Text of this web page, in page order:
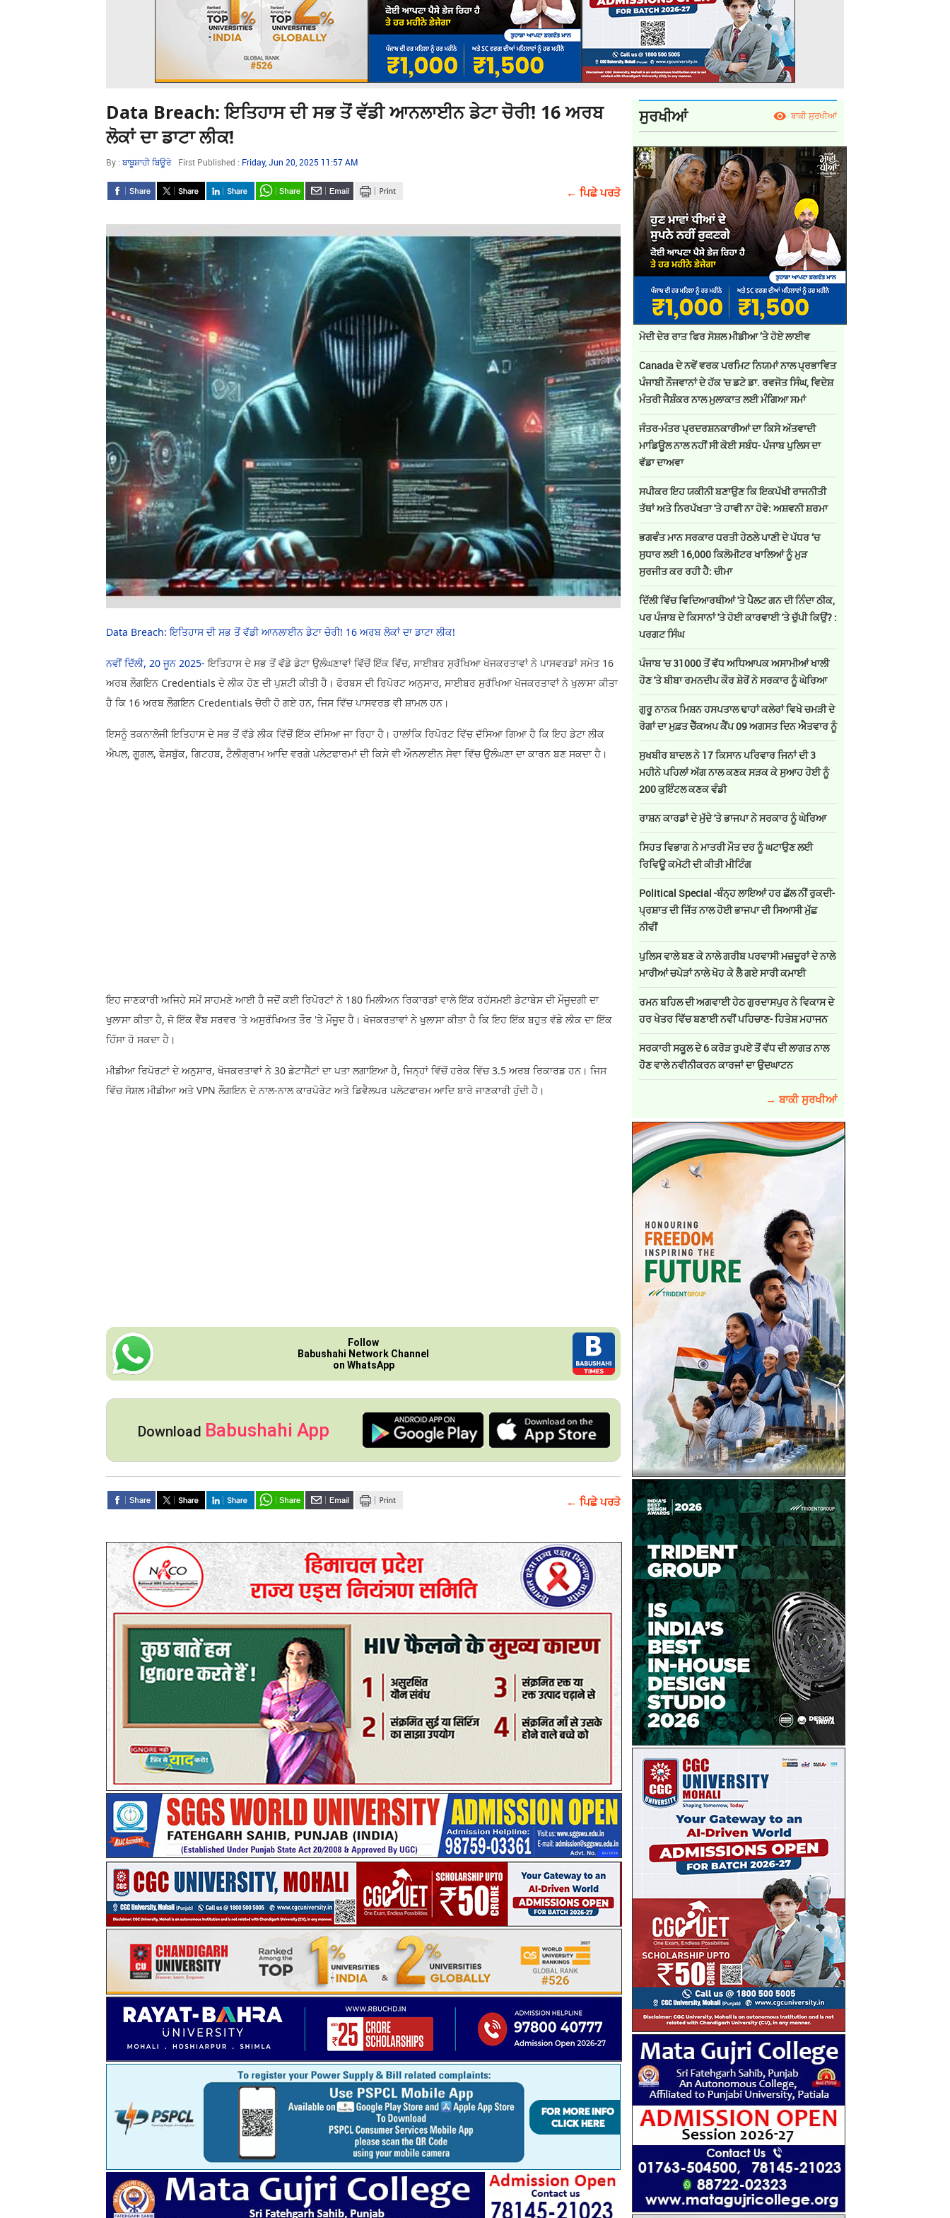
Data Breach: ਇਤਿਹਾਸ ਦੀ ਸਭ ਤੋਂ ਵੱਡੀ ਆਨਲਾਈਨ ਡੇਟਾ ਚੋਰੀ! 16 ਅਰਬ
ਲੋਕਾਂ ਦਾ ਡਾਟਾ ਲੀਕ!
By : ਬਾਬੂਸ਼ਾਹੀ ਬਿਊਰੋ First Published : Friday, Jun 20, 2025 11:57 AM
← ਪਿਛੇ ਪਰਤੋ
Data Breach: ਇਤਿਹਾਸ ਦੀ ਸਭ ਤੋਂ ਵੱਡੀ ਆਨਲਾਈਨ ਡੇਟਾ ਚੋਰੀ! 16 ਅਰਬ ਲੋਕਾਂ ਦਾ ਡਾਟਾ ਲੀਕ!
ਨਵੀਂ ਦਿੱਲੀ, 20 ਜੂਨ 2025-ਇਤਿਹਾਸ ਦੇ ਸਭ ਤੋਂ ਵੱਡੇ ਡੇਟਾ ਉਲੰਘਣਾਵਾਂ ਵਿੱਚੋਂ ਇੱਕ ਵਿੱਚ, ਸਾਈਬਰ ਸੁਰੱਖਿਆ ਖੋਜਕਰਤਾਵਾਂ ਨੇ ਪਾਸਵਰਡਾਂ ਸਮੇਤ 16
ਅਰਬ ਲੌਗਇਨ Credentials ਦੇ ਲੀਕ ਹੋਣ ਦੀ ਪੁਸ਼ਟੀ ਕੀਤੀ ਹੈ। ਫੋਰਬਸ ਦੀ ਰਿਪੋਰਟ ਅਨੁਸਾਰ, ਸਾਈਬਰ ਸੁਰੱਖਿਆ ਖੋਜਕਰਤਾਵਾਂ ਨੇ ਖੁਲਾਸਾ ਕੀਤਾ
ਹੈ ਕਿ 16 ਅਰਬ ਲੌਗਇਨ Credentials ਚੋਰੀ ਹੋ ਗਏ ਹਨ, ਜਿਸ ਵਿੱਚ ਪਾਸਵਰਡ ਵੀ ਸ਼ਾਮਲ ਹਨ।
ਇਸਨੂੰ ਤਕਨਾਲੋਜੀ ਇਤਿਹਾਸ ਦੇ ਸਭ ਤੋਂ ਵੱਡੇ ਲੀਕ ਵਿੱਚੋਂ ਇੱਕ ਦੱਸਿਆ ਜਾ ਰਿਹਾ ਹੈ। ਹਾਲਾਂਕਿ ਰਿਪੋਰਟ ਵਿੱਚ ਦੱਸਿਆ ਗਿਆ ਹੈ ਕਿ ਇਹ ਡੇਟਾ ਲੀਕ
ਐਪਲ, ਗੂਗਲ, ​​ਫੇਸਬੁੱਕ, ਗਿਟਹਬ, ਟੈਲੀਗ੍ਰਾਮ ਆਦਿ ਵਰਗੇ ਪਲੇਟਫਾਰਮਾਂ ਦੀ ਕਿਸੇ ਵੀ ਔਨਲਾਈਨ ਸੇਵਾ ਵਿੱਚ ਉਲੰਘਣਾ ਦਾ ਕਾਰਨ ਬਣ ਸਕਦਾ ਹੈ।
ਇਹ ਜਾਣਕਾਰੀ ਅਜਿਹੇ ਸਮੇਂ ਸਾਹਮਣੇ ਆਈ ਹੈ ਜਦੋਂ ਕਈ ਰਿਪੋਰਟਾਂ ਨੇ 180 ਮਿਲੀਅਨ ਰਿਕਾਰਡਾਂ ਵਾਲੇ ਇੱਕ ਰਹੱਸਮਈ ਡੇਟਾਬੇਸ ਦੀ ਮੌਜੂਦਗੀ ਦਾ
ਖੁਲਾਸਾ ਕੀਤਾ ਹੈ, ਜੋ ਇੱਕ ਵੈੱਬ ਸਰਵਰ 'ਤੇ ਅਸੁਰੱਖਿਅਤ ਤੌਰ 'ਤੇ ਮੌਜੂਦ ਹੈ। ਖੋਜਕਰਤਾਵਾਂ ਨੇ ਖੁਲਾਸਾ ਕੀਤਾ ਹੈ ਕਿ ਇਹ ਇੱਕ ਬਹੁਤ ਵੱਡੇ ਲੀਕ ਦਾ ਇੱਕ
ਹਿੱਸਾ ਹੋ ਸਕਦਾ ਹੈ।
ਮੀਡੀਆ ਰਿਪੋਰਟਾਂ ਦੇ ਅਨੁਸਾਰ, ਖੋਜਕਰਤਾਵਾਂ ਨੇ 30 ਡੇਟਾਸੈੱਟਾਂ ਦਾ ਪਤਾ ਲਗਾਇਆ ਹੈ, ਜਿਨ੍ਹਾਂ ਵਿੱਚੋਂ ਹਰੇਕ ਵਿੱਚ 3.5 ਅਰਬ ਰਿਕਾਰਡ ਹਨ। ਜਿਸ
ਵਿੱਚ ਸੋਸ਼ਲ ਮੀਡੀਆ ਅਤੇ VPN ਲੌਗਇਨ ਦੇ ਨਾਲ-ਨਾਲ ਕਾਰਪੋਰੇਟ ਅਤੇ ਡਿਵੈਲਪਰ ਪਲੇਟਫਾਰਮ ਆਦਿ ਬਾਰੇ ਜਾਣਕਾਰੀ ਹੁੰਦੀ ਹੈ।
Follow
Babushahi Network Channel
on WhatsApp
Download Babushahi App
← ਪਿਛੇ ਪਰਤੋ
ਸੁਰਖੀਆਂ ਬਾਕੀ ਸੁਰਖੀਆਂ
ਮੋਦੀ ਦੇਰ ਰਾਤ ਫਿਰ ਸੋਸ਼ਲ ਮੀਡੀਆ ’ਤੇ ਹੋਏ ਲਾਈਵ
Canada ਦੇ ਨਵੇਂ ਵਰਕ ਪਰਮਿਟ ਨਿਯਮਾਂ ਨਾਲ ਪ੍ਰਭਾਵਿਤ
ਪੰਜਾਬੀ ਨੌਜਵਾਨਾਂ ਦੇ ਹੱਕ 'ਚ ਡਟੇ ਡਾ. ਰਵਜੋਤ ਸਿੰਘ, ਵਿਦੇਸ਼
ਮੰਤਰੀ ਜੈਸ਼ੰਕਰ ਨਾਲ ਮੁਲਾਕਾਤ ਲਈ ਮੰਗਿਆ ਸਮਾਂ
ਜੰਤਰ-ਮੰਤਰ ਪ੍ਰਦਰਸ਼ਨਕਾਰੀਆਂ ਦਾ ਕਿਸੇ ਅੱਤਵਾਦੀ
ਮਾਡਿਊਲ ਨਾਲ ਨਹੀਂ ਸੀ ਕੋਈ ਸਬੰਧ- ਪੰਜਾਬ ਪੁਲਿਸ ਦਾ
ਵੱਡਾ ਦਾਅਵਾ
ਸਪੀਕਰ ਇਹ ਯਕੀਨੀ ਬਣਾਉਣ ਕਿ ਇਕਪੱਖੀ ਰਾਜਨੀਤੀ
ਤੱਥਾਂ ਅਤੇ ਨਿਰਪੱਖਤਾ 'ਤੇ ਹਾਵੀ ਨਾ ਹੋਵੇ: ਅਸ਼ਵਨੀ ਸ਼ਰਮਾ
ਭਗਵੰਤ ਮਾਨ ਸਰਕਾਰ ਧਰਤੀ ਹੇਠਲੇ ਪਾਣੀ ਦੇ ਪੱਧਰ ‘ਚ
ਸੁਧਾਰ ਲਈ 16,000 ਕਿਲੋਮੀਟਰ ਖਾਲਿਆਂ ਨੂੰ ਮੁੜ
ਸੁਰਜੀਤ ਕਰ ਰਹੀ ਹੈ: ਚੀਮਾ
ਦਿੱਲੀ ਵਿੱਚ ਵਿਦਿਆਰਥੀਆਂ 'ਤੇ ਪੈਲਟ ਗਨ ਦੀ ਨਿੰਦਾ ਠੀਕ,
ਪਰ ਪੰਜਾਬ ਦੇ ਕਿਸਾਨਾਂ 'ਤੇ ਹੋਈ ਕਾਰਵਾਈ 'ਤੇ ਚੁੱਪੀ ਕਿਉਂ? :
ਪਰਗਟ ਸਿੰਘ
ਪੰਜਾਬ 'ਚ 31000 ਤੋਂ ਵੱਧ ਅਧਿਆਪਕ ਅਸਾਮੀਆਂ ਖਾਲੀ
ਹੋਣ 'ਤੇ ਬੀਬਾ ਰਮਨਦੀਪ ਕੌਰ ਸ਼ੇਰੋਂ ਨੇ ਸਰਕਾਰ ਨੂੰ ਘੇਰਿਆ
ਗੁਰੂ ਨਾਨਕ ਮਿਸ਼ਨ ਹਸਪਤਾਲ ਢਾਹਾਂ ਕਲੇਰਾਂ ਵਿਖੇ ਚਮੜੀ ਦੇ
ਰੋਗਾਂ ਦਾ ਮੁਫ਼ਤ ਚੈੱਕਅਪ ਕੈਂਪ 09 ਅਗਸਤ ਦਿਨ ਐਤਵਾਰ ਨੂੰ
ਸੁਖਬੀਰ ਬਾਦਲ ਨੇ 17 ਕਿਸਾਨ ਪਰਿਵਾਰ ਜਿਨਾਂ ਦੀ 3
ਮਹੀਨੇ ਪਹਿਲਾਂ ਅੱਗ ਨਾਲ ਕਣਕ ਸੜਕ ਕੇ ਸੁਆਹ ਹੋਈ ਨੂੰ
200 ਕੁਇੰਟਲ ਕਣਕ ਵੰਡੀ
ਰਾਸ਼ਨ ਕਾਰਡਾਂ ਦੇ ਮੁੱਦੇ 'ਤੇ ਭਾਜਪਾ ਨੇ ਸਰਕਾਰ ਨੂੰ ਘੇਰਿਆ
ਸਿਹਤ ਵਿਭਾਗ ਨੇ ਮਾਤਰੀ ਮੌਤ ਦਰ ਨੂੰ ਘਟਾਉਣ ਲਈ
ਰਿਵਿਊ ਕਮੇਟੀ ਦੀ ਕੀਤੀ ਮੀਟਿੰਗ
Political Special -ਬੰਨ੍ਹ ਲਾਇਆਂ ਹਰ ਛੱਲ ਨੀਂ ਰੁਕਦੀ-
ਪ੍ਰਸ਼ਾਤ ਦੀ ਜਿੱਤ ਨਾਲ ਹੋਈ ਭਾਜਪਾ ਦੀ ਸਿਆਸੀ ਮੁੱਛ
ਨੀਵੀਂ
ਪੁਲਿਸ ਵਾਲੇ ਬਣ ਕੇ ਨਾਲੇ ਗਰੀਬ ਪਰਵਾਸੀ ਮਜ਼ਦੂਰਾਂ ਦੇ ਨਾਲੇ
ਮਾਰੀਆਂ ਚਪੇੜਾਂ ਨਾਲੇ ਖੋਹ ਕੇ ਲੈ ਗਏ ਸਾਰੀ ਕਮਾਈ
ਰਮਨ ਬਹਿਲ ਦੀ ਅਗਵਾਈ ਹੇਠ ਗੁਰਦਾਸਪੁਰ ਨੇ ਵਿਕਾਸ ਦੇ
ਹਰ ਖੇਤਰ ਵਿੱਚ ਬਣਾਈ ਨਵੀਂ ਪਹਿਚਾਣ- ਹਿਤੇਸ਼ ਮਹਾਜਨ
ਸਰਕਾਰੀ ਸਕੂਲ ਦੇ 6 ਕਰੋੜ ਰੁਪਏ ਤੋਂ ਵੱਧ ਦੀ ਲਾਗਤ ਨਾਲ
ਹੋਣ ਵਾਲੇ ਨਵੀਨੀਕਰਨ ਕਾਰਜਾਂ ਦਾ ਉਦਘਾਟਨ
→ ਬਾਕੀ ਸੁਰਖੀਆਂ